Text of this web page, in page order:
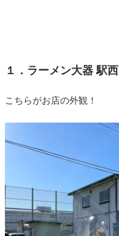
１．ラーメン大器 駅
こちらがお店の外観！